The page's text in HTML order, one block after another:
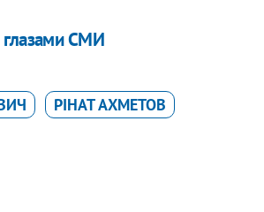
СМИ
РІНАТ АХМЕТОВ